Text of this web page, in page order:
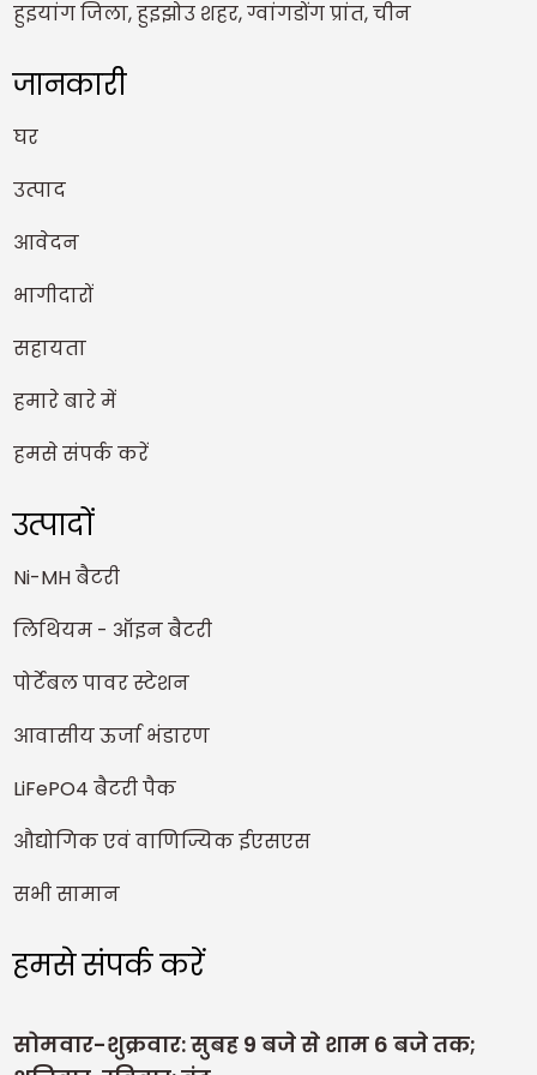
हुइयांग जिला, हुइझोउ शहर, ग्वांगडोंग प्रांत, चीन
जानकारी
घर
उत्पाद
आवेदन
भागीदारों
सहायता
हमारे बारे में
हमसे संपर्क करें
उत्पादों
Ni-MH बैटरी
लिथियम - ऑइन बैटरी
पोर्टेबल पावर स्टेशन
आवासीय ऊर्जा भंडारण
LiFePO4 बैटरी पैक
औद्योगिक एवं वाणिज्यिक ईएसएस
सभी सामान
हमसे संपर्क करें
सोमवार-शुक्रवार: सुबह 9 बजे से शाम 6 बजे तक;